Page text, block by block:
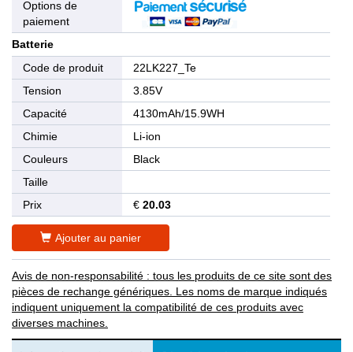
Options de
paiement
Batterie
Code de produit
22LK227_Te
Tension
3.85V
Capacité
4130mAh/15.9WH
Chimie
Li-ion
Couleurs
Black
Taille
Prix
€ 20.03
Ajouter au panier
Avis de non-responsabilité : tous les produits de ce site sont des
pièces de rechange génériques. Les noms de marque indiqués
indiquent uniquement la compatibilité de ces produits avec
diverses machines.